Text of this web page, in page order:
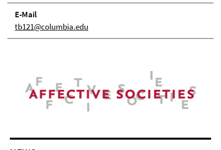
E-Mail
tb121@columbia.edu